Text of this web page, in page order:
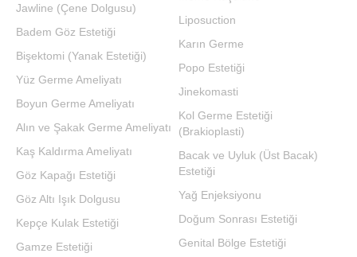
Jawline (Çene Dolgusu)
Badem Göz Estetiği
Bişektomi (Yanak Estetiği)
Yüz Germe Ameliyatı
Boyun Germe Ameliyatı
Alın ve Şakak Germe Ameliyatı
Kaş Kaldırma Ameliyatı
Göz Kapağı Estetiği
Göz Altı Işık Dolgusu
Kepçe Kulak Estetiği
Gamze Estetiği
Liposuction
Karın Germe
Popo Estetiği
Jinekomasti
Kol Germe Estetiği
(Brakioplasti)
Bacak ve Uyluk (Üst Bacak)
Estetiği
Yağ Enjeksiyonu
Doğum Sonrası Estetiği
Genital Bölge Estetiği